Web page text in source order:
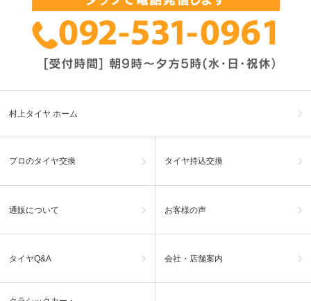
村上タイヤ ホーム
プロのタイヤ交換 タイヤ持込交換
通販について お客様の声
タイヤQ&A 会社・店舗案内